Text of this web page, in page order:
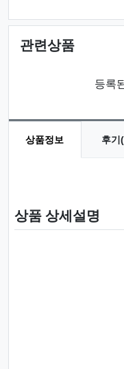
관련상품
등록
상품정보 후기
상품 상세설명